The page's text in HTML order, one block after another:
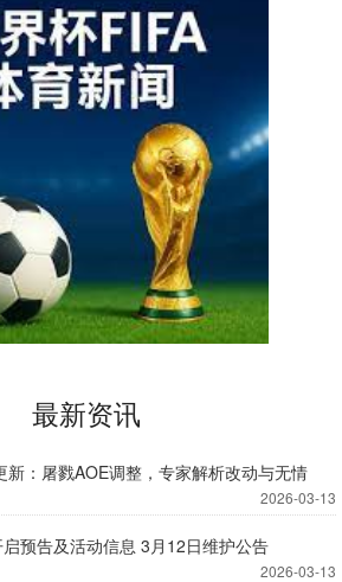
最新资讯
新：屠戮AOE调整，专家解析改动与无情
2026-03-13
预告及活动信息 3月12日维护公告
2026-03-13